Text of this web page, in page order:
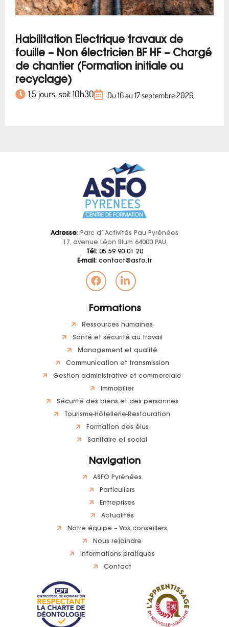
Habilitation Electrique travaux de
fouille – Non électricien BF HF – Chargé
de chantier (Formation initiale ou
recyclage)
1,5 jours, soit 10h30 Du 16 au 17 septembre 2026
Adresse: Parc d´Activités Pau Pyrénées
17, avenue Léon Blum 64000 PAU
Tél:05 59 90 01 20
E-mail: contact@asfo.fr
Formations
Ressources humaines
Santé et sécurité au travail
Management et qualité
Communication et transmission
Gestion administrative et commerciale
Immobilier
Sécurité des biens et des personnes
Tourisme-Hôtellerie-Restauration
Formation des élus
Sanitaire et social
Navigation
ASFO Pyrénées
Particuliers
Entreprises
Actualités
Notre équipe – Vos conseillers
Nous rejoindre
Informations pratiques
Contact